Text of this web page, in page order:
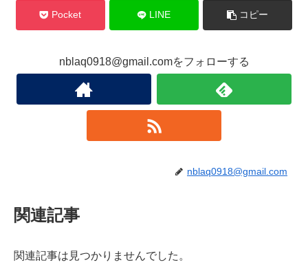
Pocket LINE コピー
nblaq0918@gmail.comをフォローする
nblaq0918@gmail.com
関連記事
関連記事は見つかりませんでした。